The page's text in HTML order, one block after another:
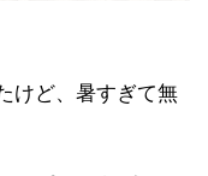
けど、暑すぎて無